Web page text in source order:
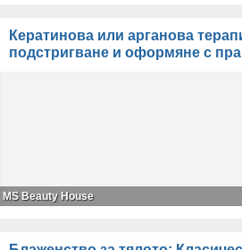
Кератинова или арганова
подстригване и оформяне с
МS Beauty House